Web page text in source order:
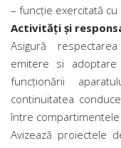
– funcție exercitată
Activităţi şi
Asigură respectarea
emitere si adoptare
funcţionării
continuitatea
între
Avizează proiectele